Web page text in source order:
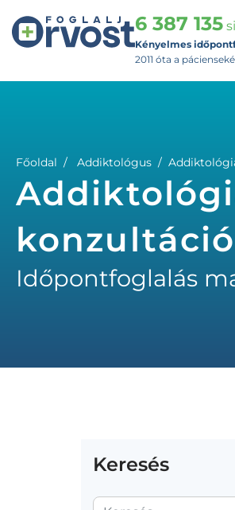
6 387 135
Kényelmes
2011 óta a
Főoldal Addiktológus
Időpontfoglalás
Keresés